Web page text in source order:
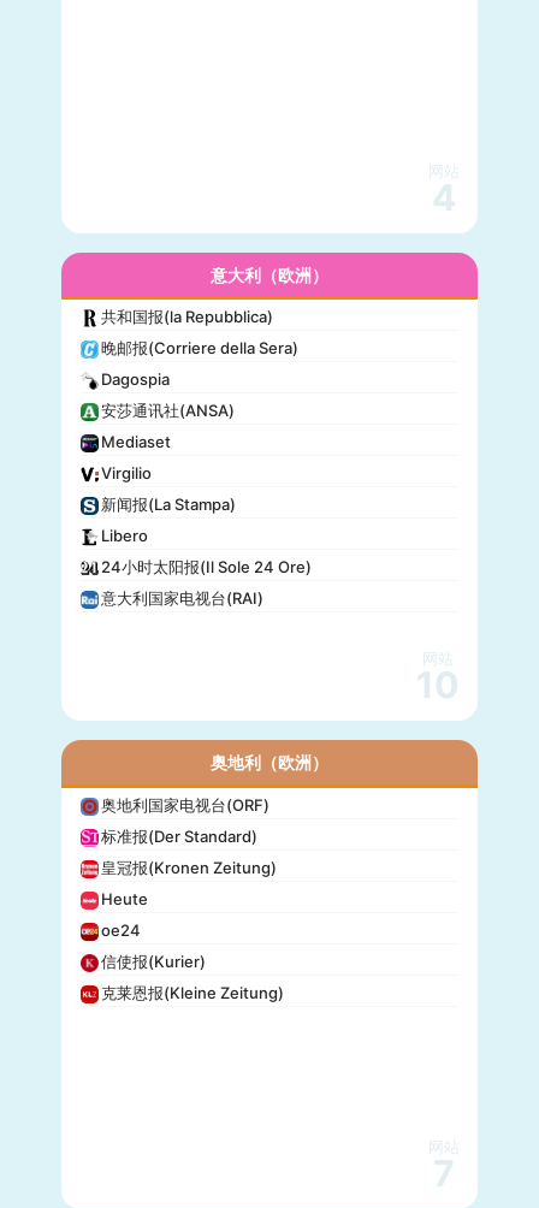
网站
4
意大利（欧洲）
共和国报(la Repubblica)
晚邮报(Corriere della Sera)
Dagospia
安莎通讯社(ANSA)
Mediaset
Virgilio
新闻报(La Stampa)
Libero
24小时太阳报(Il Sole 24 Ore)
意大利国家电视台(RAI)
网站
10
奥地利（欧洲）
奥地利国家电视台(ORF)
标准报(Der Standard)
皇冠报(Kronen Zeitung)
Heute
oe24
信使报(Kurier)
克莱恩报(Kleine Zeitung)
网站
7